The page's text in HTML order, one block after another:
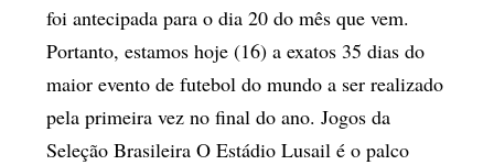
foi antecipada para o dia 20 do mês que vem.
Portanto, estamos hoje (16) a exatos 35 dias do
maior evento de futebol do mundo a ser realizado
pela primeira vez no final do ano. Jogos da
Seleção Brasileira O Estádio Lusail é o palco